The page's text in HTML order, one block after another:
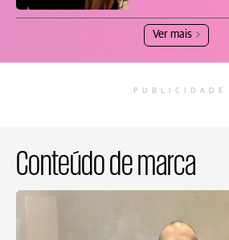
Ver mais
PUBLICIDADE
Conteúdo de marca